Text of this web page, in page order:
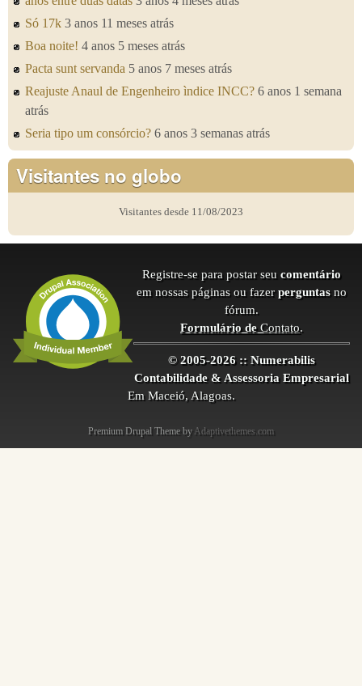
Só 17k 3 anos 11 meses atrás
Boa noite! 4 anos 5 meses atrás
Pacta sunt servanda 5 anos 7 meses atrás
Reajuste Anaul de Engenheiro ìndice INCC? 6 anos 1 semana
atrás
Seria tipo um consórcio? 6 anos 3 semanas atrás
Visitantes no globo
Visitantes desde 11/08/2023
Registre-se para postar seu comentário
em nossas páginas ou fazer perguntas no
fórum.
Formulário deContato.
© 2005-2026 :: Numerabilis
Contabilidade & Assessoria Empresarial
Em Maceió, Alagoas.
Premium Drupal Theme by Adaptivethemes.com